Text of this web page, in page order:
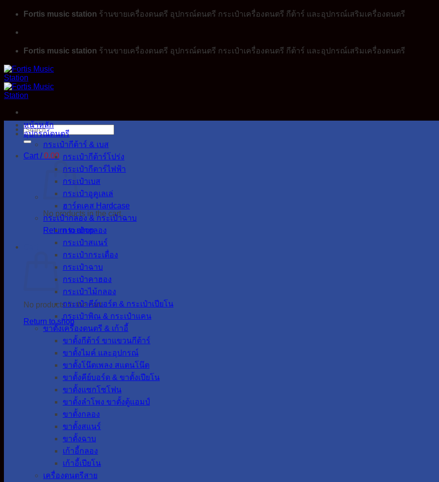
Skip
Fortis music station ร้านขายเครื่องดนตรี อุปกรณ์ดนตรี กระเป๋าเครื่องดนตรี กีต้าร์ และอุปกรณ์เสริมเครื่องดนตรี
Fortis music station ร้านขายเครื่องดนตรี อุปกรณ์ดนตรี กระเป๋าเครื่องดนตรี กีต้าร์ และอุปกรณ์เสริมเครื่องดนตรี
Search
for:
Cart /0.00
No products in the cart.
Return to shop
No products in the cart.
Return to shop
หน้าหลัก
อุปกรณ์ดนตรี
กระเป๋ากีต้าร์ & เบส
กระเป๋ากีต้าร์โปร่ง
กระเป๋ากีตาร์ไฟฟ้า
กระเป๋าเบส
กระเป๋าอูคูเลเล่
ฮาร์ดเคส Hardcase
กระเป๋ากลอง & กระเป๋าฉาบ
กระเป๋ากลอง
กระเป๋าสแนร์
กระเป๋ากระเดื่อง
กระเป๋าฉาบ
กระเป๋าคาฮอง
กระเป๋าไม้กลอง
กระเป๋าคีย์บอร์ด & กระเป๋าเปียโน
กระเป๋าพิณ & กระเป๋าแคน
ขาตั้งเครื่องดนตรี & เก้าอี้
ขาตั้งกีต้าร์ ขาแขวนกีต้าร์
ขาตั้งไมค์ และอุปกรณ์
ขาตั้งโน๊ตเพลง สแตนโน๊ต
ขาตั้งคีย์บอร์ด & ขาตั้งเปียโน
ขาตั้งแซกโซโฟน
ขาตั้งลำโพง ขาตั้งตู้แอมป์
ขาตั้งกลอง
ขาตั้งสแนร์
ขาตั้งฉาบ
เก้าอี้กลอง
เก้าอี้เปียโน
เครื่องดนตรีสาย